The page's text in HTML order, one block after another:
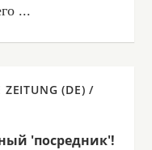
...
ZEITUNG (DE) /
'посредник'!